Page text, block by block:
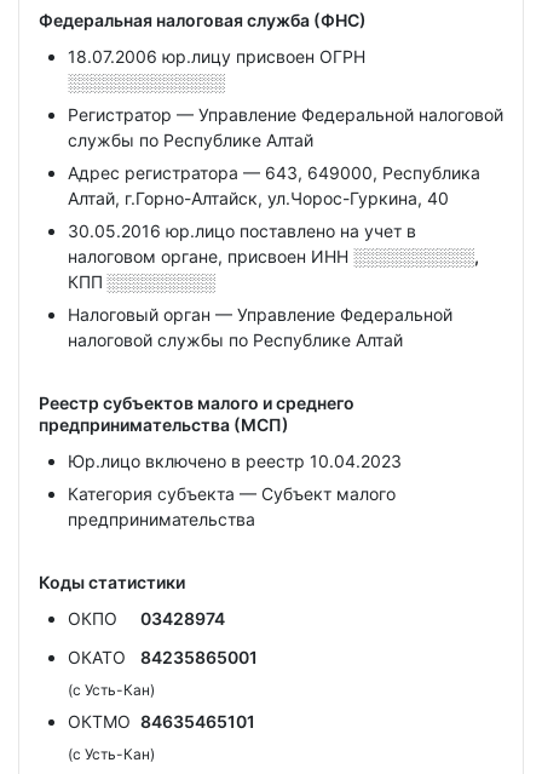
Федеральная налоговая служба (ФНС)
18.07.2006 юр.лицу присвоен ОГРН
░░░░░░░░░░░░░
Регистратор — Управление Федеральной налоговой
службы по Республике Алтай
Адрес регистратора — 643, 649000, Республика
Алтай, г.Горно-Алтайск, ул.Чорос-Гуркина, 40
30.05.2016 юр.лицо поставлено на учет в
налоговом органе, присвоен ИНН ░░░░░░░░░░,
КПП ░░░░░░░░░
Налоговый орган — Управление Федеральной
налоговой службы по Республике Алтай
Реестр субъектов малого и среднего
предпринимательства (МСП)
Юр.лицо включено в реестр 10.04.2023
Категория субъекта — Субъект малого
предпринимательства
Коды статистики
ОКПО
03428974
ОКАТО
84235865001
(с Усть-Кан)
ОКТМО 84635465101
(с Усть-Кан)